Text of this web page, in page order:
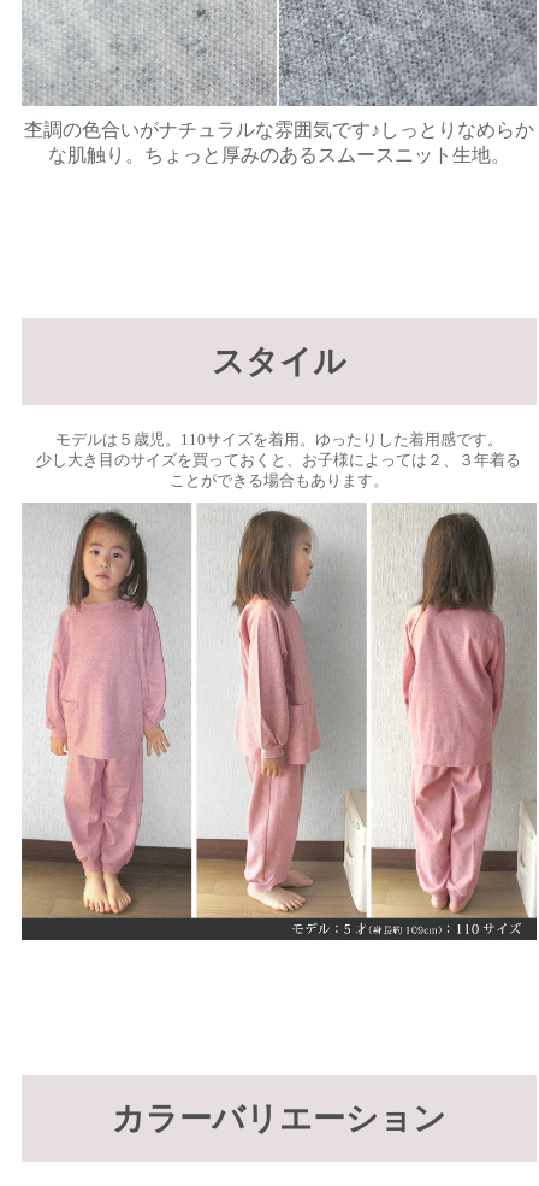
杢調の色合いがナチュラルな雰囲気です♪しっとりなめらか
な肌触り。ちょっと厚みのあるスムースニット生地。
スタイル
モデルは５歳児。110サイズを着用。ゆったりした着用感です。
少し大き目のサイズを買っておくと、お子様によっては２、３年着る
ことができる場合もあります。
カラーバリエーション